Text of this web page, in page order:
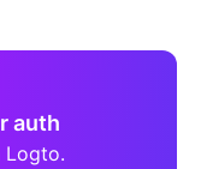
auth
Logto.